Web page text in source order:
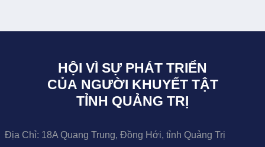
HỘI VÌ SỰ PHÁT TRIỂN
CỦA NGƯỜI KHUYẾT TẬT
TỈNH QUẢNG TRỊ
Địa Chỉ: 18A Quang Trung, Đồng Hới, tỉnh Quảng Trị